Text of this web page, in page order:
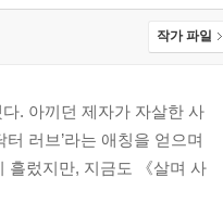
작가 파일
. 아끼던 제자가 자살한 사
러브’라는 애칭을 얻으며
흘렀지만, 지금도 《살며 사